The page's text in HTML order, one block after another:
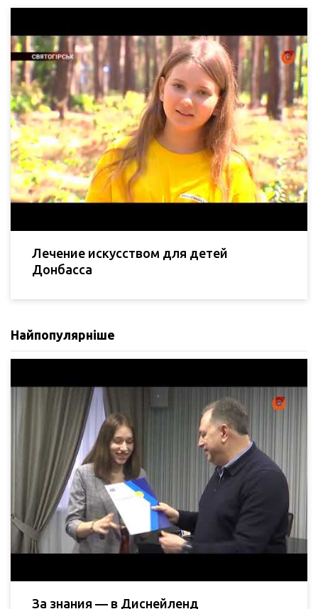
Лечение искусством для детей
Донбасса
Найпопулярніше
За знания — в Диснейленд